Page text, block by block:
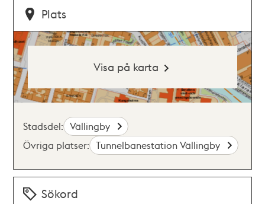
Plats
Visa på karta
Stadsdel: Vällingby
Övriga platser: Tunnelbanestation Vällingby
Sökord